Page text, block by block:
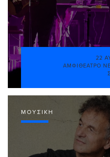
22
ΑΜΦΙΘΈΑΤΡΟ
ΜΟΥΣΙΚΉ